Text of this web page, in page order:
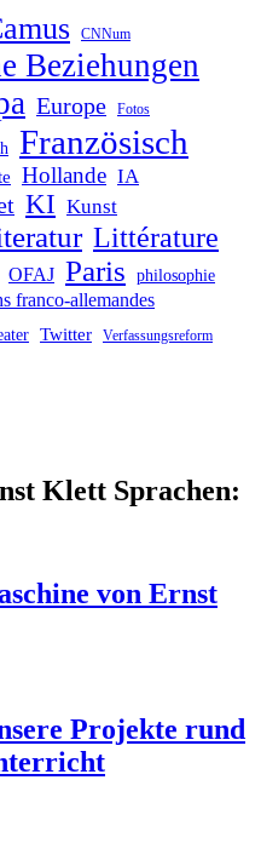
CNNum
Beziehungen
Europe Fotos
Französisch
Hollande IA
KI Kunst
Littérature
OFAJ Paris philosophie
franco-allemandes
Twitter Verfassungsreform
Klett Sprachen:
von Ernst
Projekte rund